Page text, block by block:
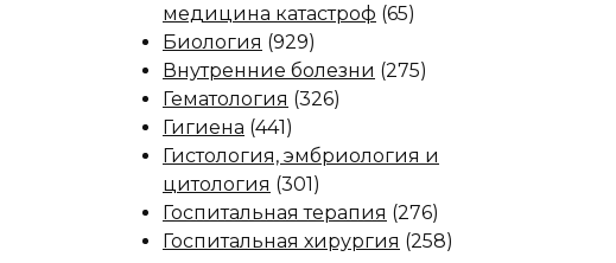
медицина катастроф (65)
Биология (929)
Внутренние болезни (275)
Гематология (326)
Гигиена (441)
Гистология, эмбриология и
цитология (301)
Госпитальная терапия (276)
Госпитальная хирургия (258)